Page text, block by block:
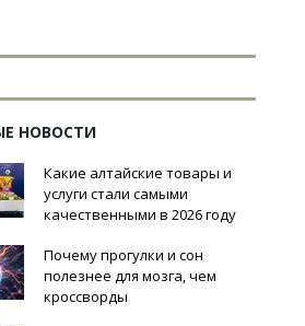
НОВОСТИ
Какие алтайские товары и
услуги стали самыми
качественными в 2026 году
Почему прогулки и сон
полезнее для мозга, чем
кроссворды